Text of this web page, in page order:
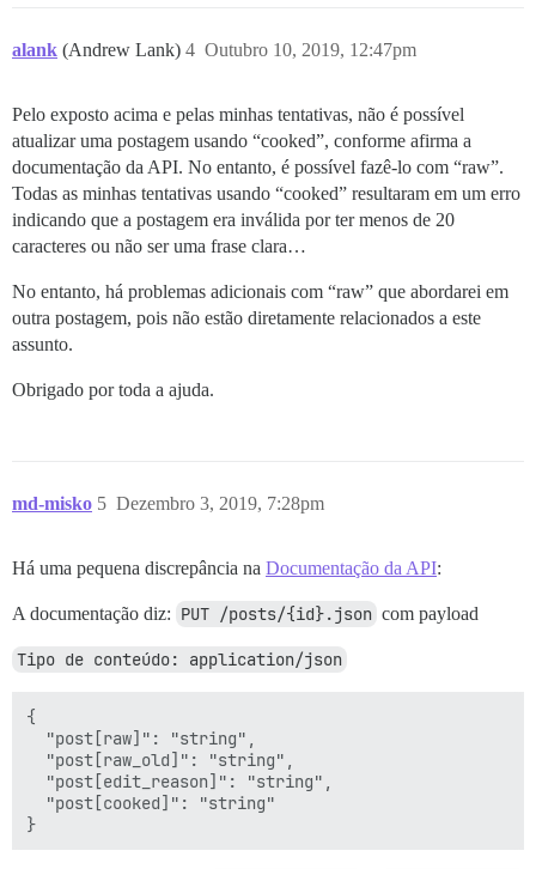
alank (Andrew Lank) Outubro 10, 2019, 12:47pm
4
Pelo exposto acima e pelas minhas tentativas, não é possível
atualizar uma postagem usando “cooked”, conforme afirma a
documentação da API. No entanto, é possível fazê-lo com “raw”.
Todas as minhas tentativas usando “cooked” resultaram em um erro
indicando que a postagem era inválida por ter menos de 20
caracteres ou não ser uma frase clara…
No entanto, há problemas adicionais com “raw” que abordarei em
outra postagem, pois não estão diretamente relacionados a este
assunto.
Obrigado por toda a ajuda.
md-misko Dezembro 3, 2019, 7:28pm
5
Há uma pequena discrepância na Documentação da API:
A documentação diz: PUT /posts/{id}.json com payload
Tipo de conteúdo: application/json
{
  "post[raw]": "string",
  "post[raw_old]": "string",
  "post[edit_reason]": "string",
  "post[cooked]": "string"